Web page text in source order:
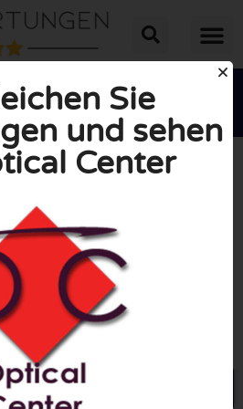

10/10
(0 Bewertungen)
center.fr
Sie
und sehen
Center